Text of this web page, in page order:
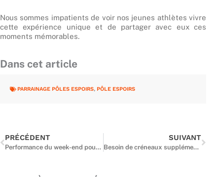
Nous sommes impatients de voir nos jeunes athlètes vivre
cette expérience unique et de partager avec eux ces
moments mémorables.
Dans cet article
PARRAINAGE PÔLES ESPOIRS, PÔLE ESPOIRS
PRÉCÉDENT
Performance du week-end pour nos espoirs franciliens – 15 & 16 novembre
SUIVANT
Besoin de créneaux supplémentaires ? Faites-le savoir dès maintenant